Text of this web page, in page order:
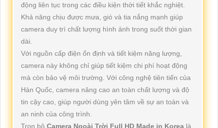
động liên tục trong các điều kiện thời tiết khắc nghiệt.
Khả năng chịu được mưa, gió và tia nắng mạnh giúp
camera duy trì chất lượng hình ảnh trong suốt thời gian
dài.
Với nguồn cấp điện ổn định và tiết kiệm năng lượng,
camera này không chỉ giúp tiết kiệm chi phí hoạt động
mà còn bảo vệ môi trường. Với công nghệ tiên tiến của
Hàn Quốc, camera nâng cao an toàn chất lượng và độ
tin cậy cao, giúp người dùng yên tâm về sự an toàn và
an ninh của công trình.
Trọn bộ Camera Ngoài Trời Full HD Made in Korea là